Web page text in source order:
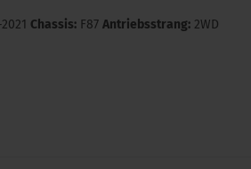
Chassis: F87 Antriebsstrang: 2WD